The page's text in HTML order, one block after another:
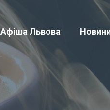
Афіша Львова